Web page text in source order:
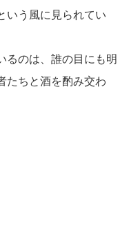
いう風に見られてい
るのは、誰の目にも明
たちと酒を酌み交わ